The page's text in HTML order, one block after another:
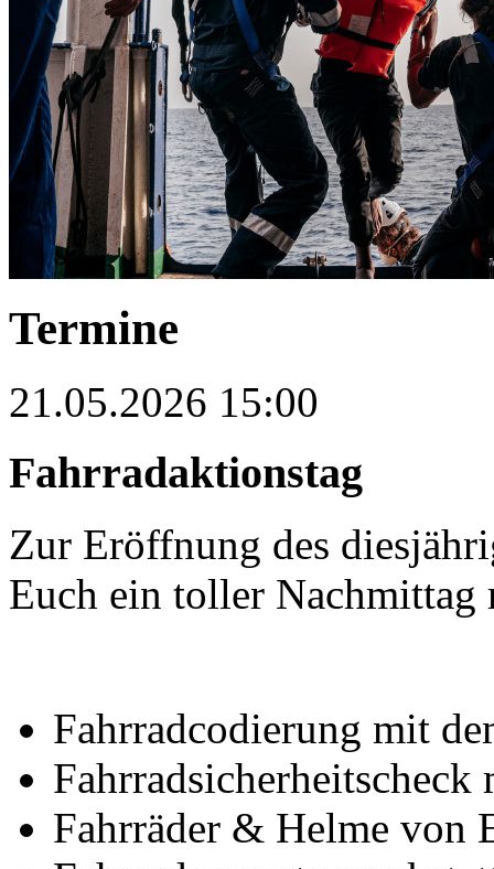
Termine
21.05.2026 15:00
Fahrradaktionstag
Zur Eröffnung des
Euch ein toller Nachmittag
Fahrradcodierung mit
Fahrräder & Helme von